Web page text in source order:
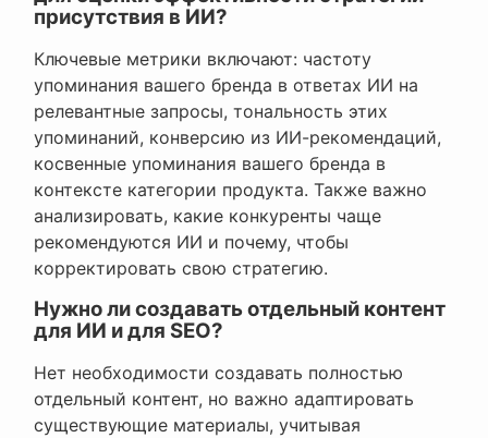
присутствия в ИИ?
Ключевые метрики включают: частоту
упоминания вашего бренда в ответах ИИ на
релевантные запросы, тональность этих
упоминаний, конверсию из ИИ-рекомендаций,
косвенные упоминания вашего бренда в
контексте категории продукта. Также важно
анализировать, какие конкуренты чаще
рекомендуются ИИ и почему, чтобы
корректировать свою стратегию.
Нужно ли создавать отдельный контент
для ИИ и для SEO?
Нет необходимости создавать полностью
отдельный контент, но важно адаптировать
существующие материалы, учитывая